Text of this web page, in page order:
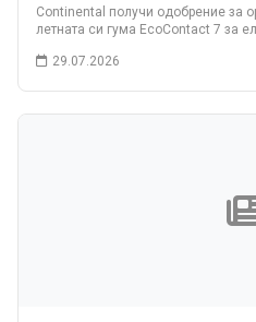
Continental получи одобрение за
летната си гума EcoContact 7 за
29.07.2026